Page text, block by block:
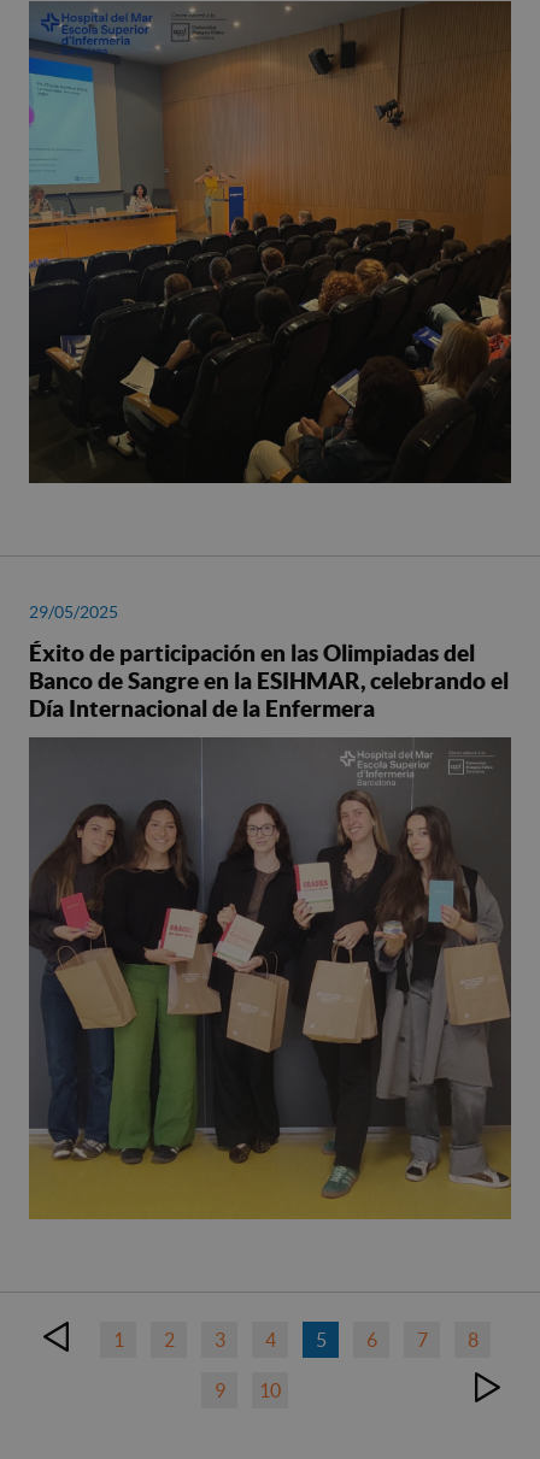
29/05/2025
Éxito de participación en las Olimpiadas del
Banco de Sangre en la ESIHMAR, celebrando el
Día Internacional de la Enfermera
1 2 3 4 5 6 7 8
9 10